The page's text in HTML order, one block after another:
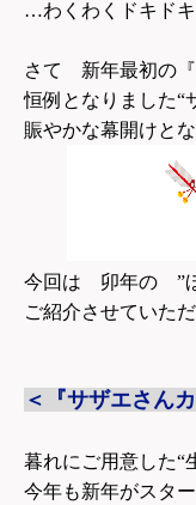
…わくわくドキドキ
さて 新年最初の
恒例となりました“
賑やかな幕開けとな
今回は 卯年の ”ほ
ご紹介させていただ
＜『サザエさん
暮れにご用意した“
今年も新年がスター